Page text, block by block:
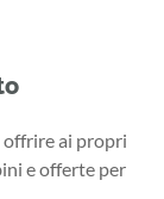
offrire ai propri
e offerte per